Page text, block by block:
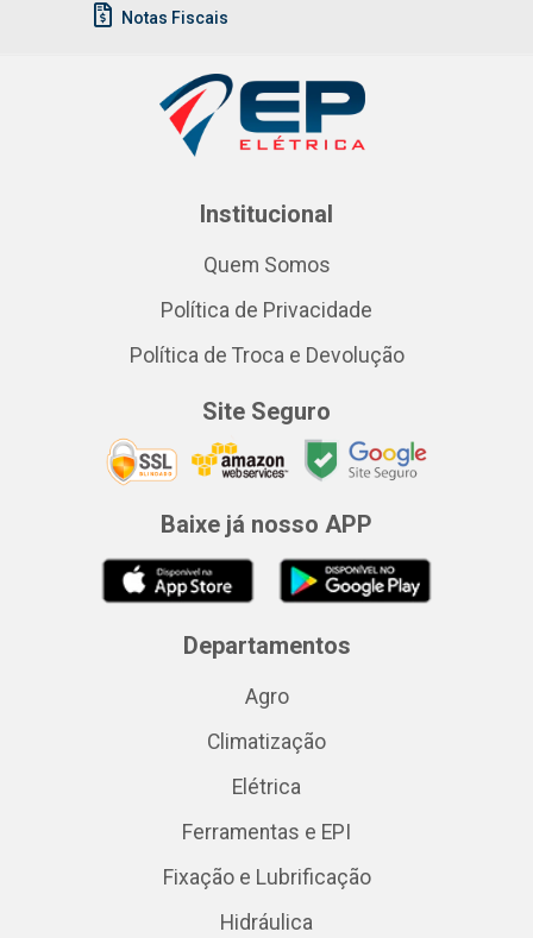
Notas Fiscais
Institucional
Quem Somos
Política de Privacidade
Política de Troca e Devolução
Site Seguro
Baixe já nosso APP
Departamentos
Agro
Climatização
Elétrica
Ferramentas e EPI
Fixação e Lubrificação
Hidráulica